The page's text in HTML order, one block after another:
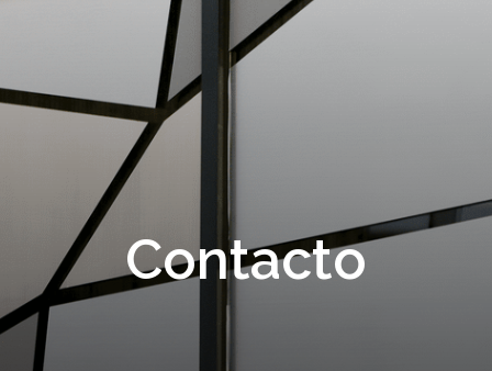
Contacto